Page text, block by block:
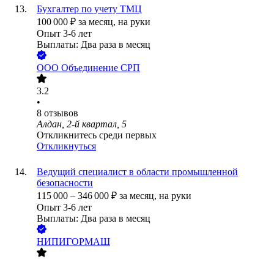
Бухгалтер по учету ТМЦ
100 000 ₽ за месяц, на руки
Опыт 3-6 лет
Выплаты: Два раза в месяц
ООО Объединение СРП
3.2
•
8 отзывов
Алдан, 2-й квартал, 5
Откликнитесь среди первых
Откликнуться
Ведущий специалист в области промышленной
безопасности
115 000 – 346 000 ₽ за месяц, на руки
Опыт 3-6 лет
Выплаты: Два раза в месяц
НИПИГОРМАШ